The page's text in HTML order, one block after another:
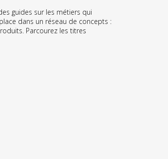
guides sur les métiers qui
dans un réseau de concepts :
Parcourez les titres